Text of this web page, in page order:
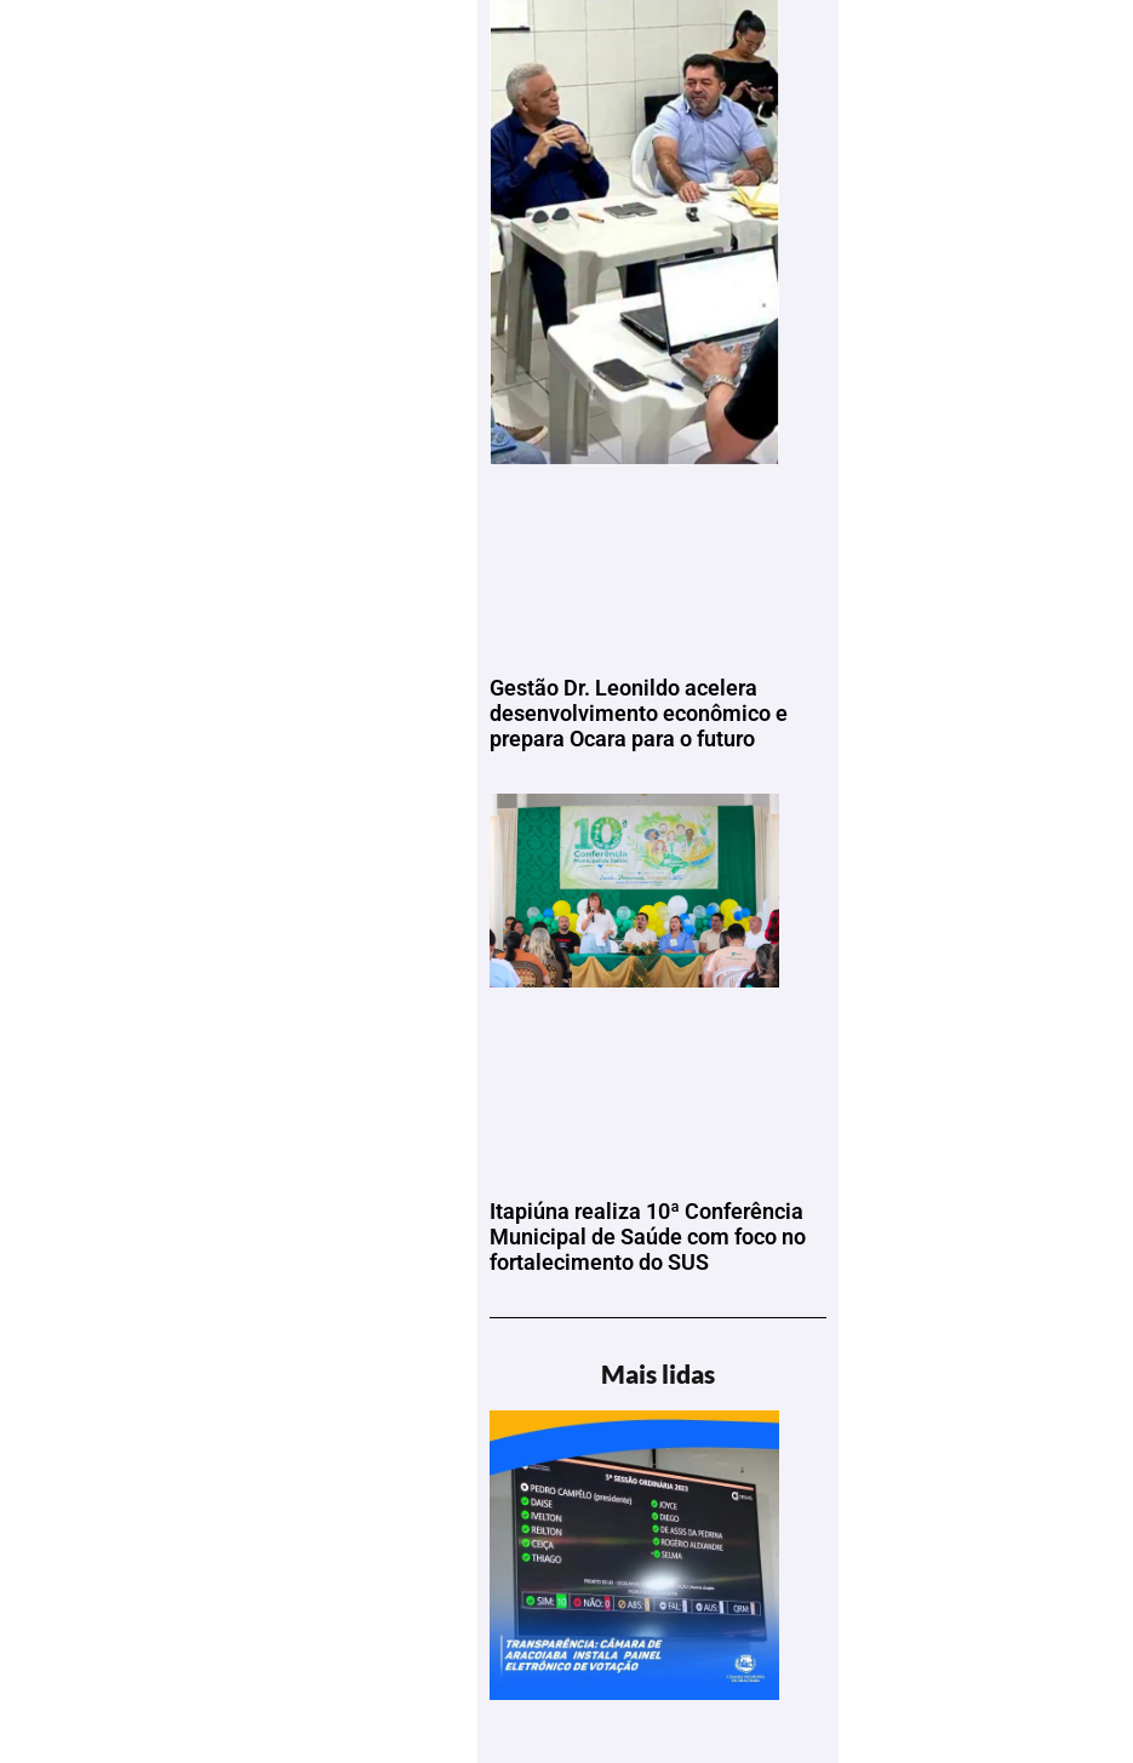
Gestão Dr. Leonildo acelera
desenvolvimento econômico e
prepara Ocara para o futuro
Itapiúna realiza 10ª Conferência
Municipal de Saúde com foco no
fortalecimento do SUS
Mais lidas